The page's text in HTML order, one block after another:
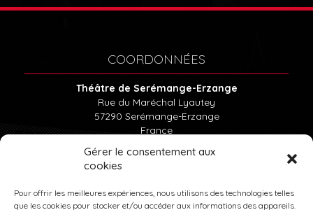
Gérer le consentement aux
cookies
Pour offrir les meilleures expériences, nous utilisons des technologies telles
que les cookies pour stocker et/ou accéder aux informations des appareils.
COORDONNÉES
Théâtre de Serémange-Erzange
Rue du Maréchal Lyautey
57290 Serémange-Erzange
France
INFOS PRATIQUES